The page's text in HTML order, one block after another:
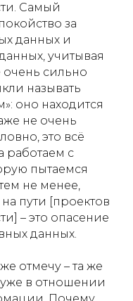
Самый
за
данных и
учитывая
сильно
называть
оно находится
не очень
это всё
работаем с
пытаемся
не менее,
пути [проектов
– это опасение
данных.
отмечу – та же
в отношении